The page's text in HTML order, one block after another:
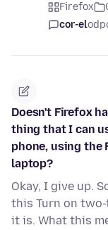
Firefox
cor-el
Doesn't Firefox
thing that I can
phone, using the
laptop?
Okay, I give up.
this Turn on
it is. What this